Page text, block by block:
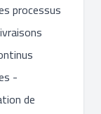
processus
-
de